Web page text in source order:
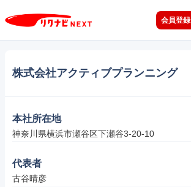
会員登録
株式会社アクティブプランニング
本社所在地
神奈川県横浜市瀬谷区下瀬谷3-20-10
代表者
古谷晴彦